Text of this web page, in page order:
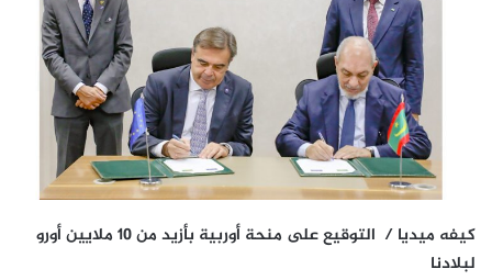
كيفه ميديا / التوقيع على منحة أوربية بأزيد من 10 ملايين أورو
لبلادنا